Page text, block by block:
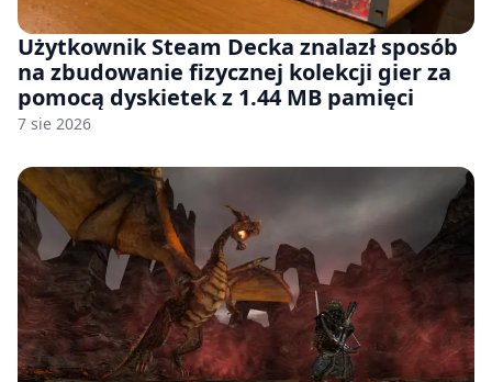
Użytkownik Steam Decka znalazł sposób
na zbudowanie fizycznej kolekcji gier za
pomocą dyskietek z 1.44 MB pamięci
7 sie 2026